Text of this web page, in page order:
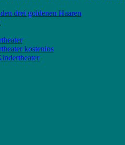
drei goldenen Haaren
kostenlos